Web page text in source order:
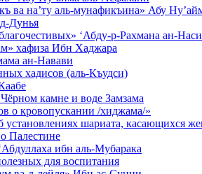
ва на’ту аль-мунафикъина» Абу
Дунья
‘Абду-р-Рахмана ан-
хафиза Ибн Хаджара
ан-Навави
хадисов (аль-Къудси)
камне и воде Замзама
о кровопускании /хиджама/»
установлениях шариата, касающихся
Палестине
ибн аль-Мубарака
для воспитания